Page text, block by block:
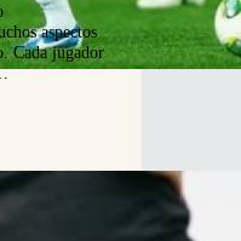
aspectos
Cada jugador